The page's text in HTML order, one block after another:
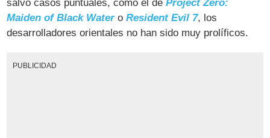
salvo casos puntuales, como el deProject Zero:
Maiden of Black WateroResident Evil 7, los
desarrolladores orientales no han sido muy prolíficos.
PUBLICIDAD